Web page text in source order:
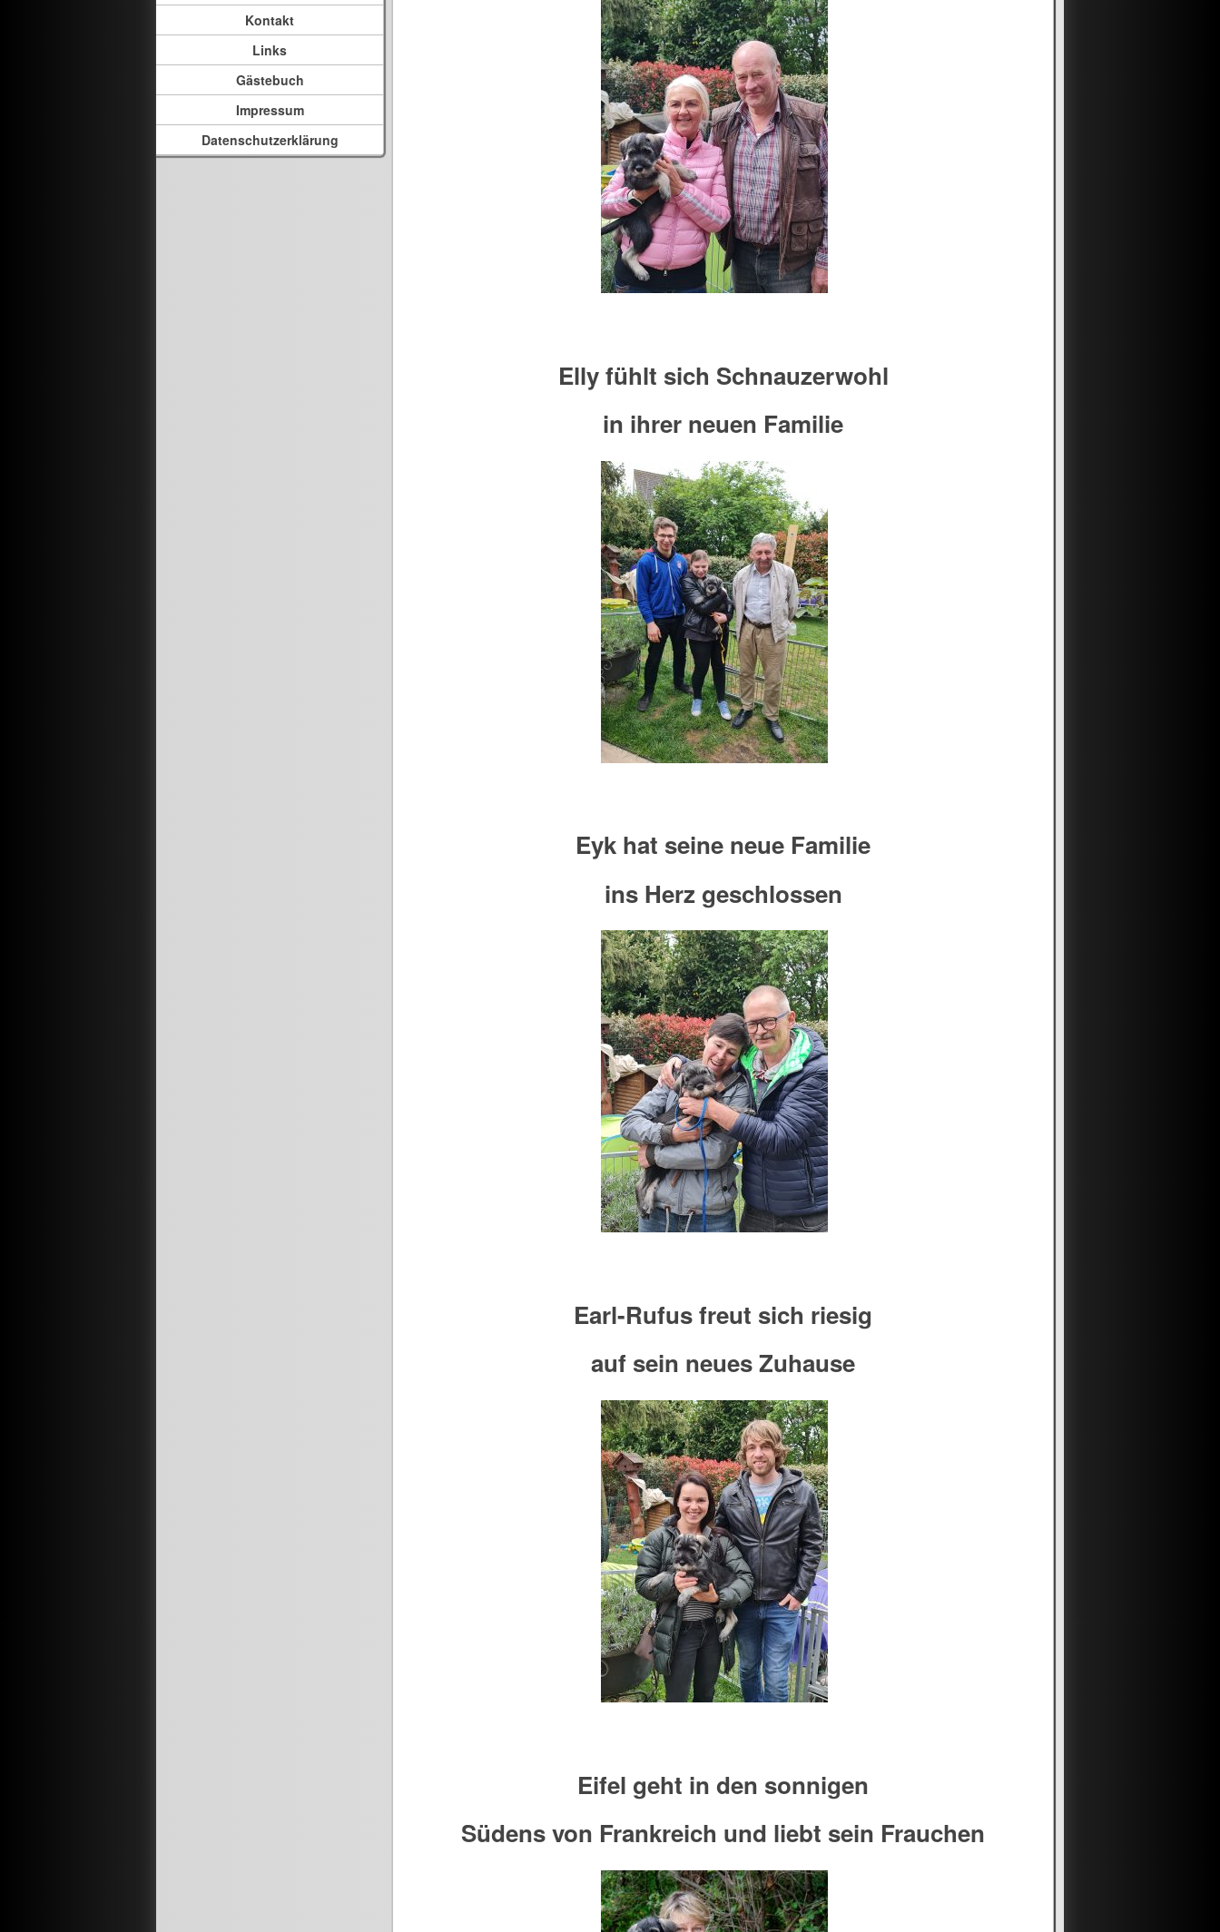
Kontakt
Links
Gästebuch
Impressum
Datenschutzerklärung
Elly fühlt sich Schnauzerwohl
in ihrer neuen Familie
Eyk hat seine neue Familie
ins Herz geschlossen
Earl-Rufus freut sich riesig
auf sein neues Zuhause
Eifel geht in den sonnigen
Südens von Frankreich und liebt sein Frauchen